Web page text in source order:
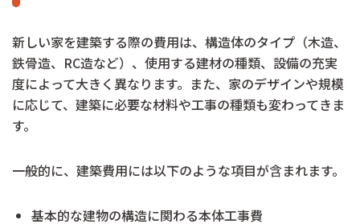
新しい家を建築する際の費用は、構造体のタイプ（木造、
鉄骨造、RC造など）、使用する建材の種類、設備の充実
度によって大きく異なります。また、家のデザインや規模
に応じて、建築に必要な材料や工事の種類も変わってきま
す。
一般的に、建築費用には以下のような項目が含まれます。
基本的な建物の構造に関わる本体工事費